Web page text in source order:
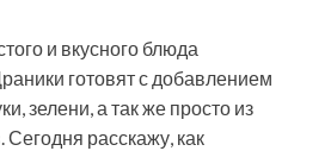
и вкусного блюда
готовят с добавлением
зелени, а так же просто из
расскажу, как